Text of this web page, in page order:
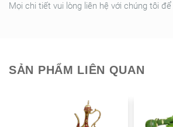
Mọi chi tiết vui lòng liên hệ với chúng tôi
SẢN PHẨM LIÊN QUAN